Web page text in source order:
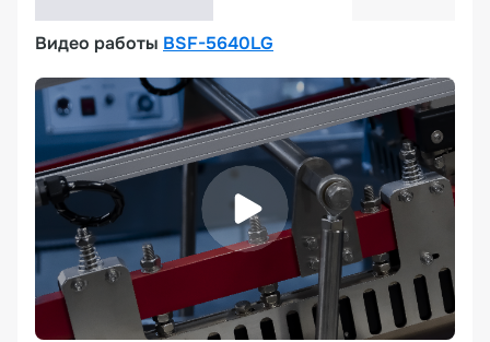
Видео работы BSF-5640LG